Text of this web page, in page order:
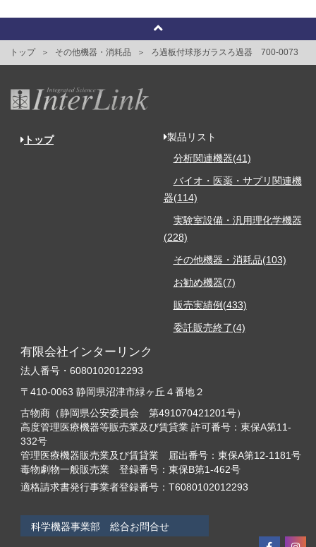
トップ その他機器・消耗品 ろ過板付球形ガラスろ過器 700-0073
トップ
製品リスト
分析関連機器(41)
バイオ・医薬・サプリ関連機
器(114)
実験室設備・汎用理化学機器
(228)
その他機器・消耗品(103)
お勧め機器(7)
販売実績例(433)
委託販売終了(4)
有限会社インターリンク
法人番号・6080102012293
〒410-0063 静岡県沼津市緑ヶ丘４番地２
古物商（静岡県公安委員会 第491070421201号）
高度管理医療機器等販売業及び賃貸業 許可番号：東保A第11-
332号
管理医療機器販売業及び賃貸業 届出番号：東保A第12-1181号
毒物劇物一般販売業 登録番号：東保B第1-462号
適格請求書発行事業者登録番号：T6080102012293
科学機器事業部 総合お問合せ